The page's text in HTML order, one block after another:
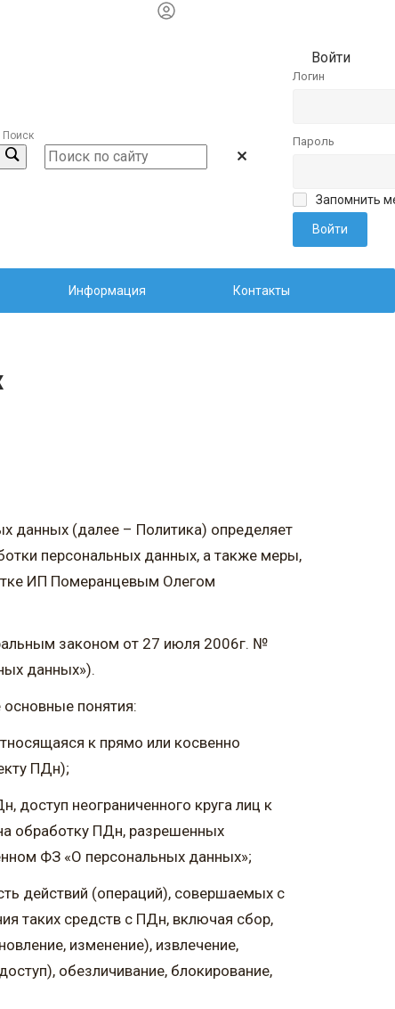
Поиск
Войти
Логин
Пароль
Запомнить
Информация Контакты
данных (далее – Политика) определяет
персональных данных, а также меры,
ИП Померанцевым Олегом
законом от 27 июля 2006г. №
данных»).
понятия:
к прямо или косвенно
ПДн);
неограниченного круга лиц к
обработку ПДн, разрешенных
ФЗ «О персональных данных»;
действий (операций), совершаемых с
таких средств с ПДн, включая сбор,
изменение), извлечение,
обезличивание, блокирование,